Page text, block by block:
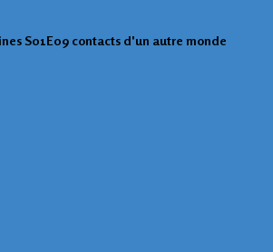
S01E09 contacts d'un autre monde